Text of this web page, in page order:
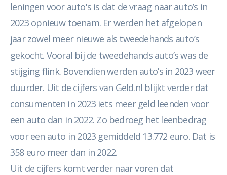
leningen voor auto's is dat de vraag naar auto’s in
2023 opnieuw toenam. Er werden het afgelopen
jaar zowel meer nieuwe als tweedehands auto’s
gekocht. Vooral bij de tweedehands auto’s was de
stijging flink. Bovendien werden auto’s in 2023 weer
duurder. Uit de cijfers van Geld.nl blijkt verder dat
consumenten in 2023 iets meer geld leenden voor
een auto dan in 2022. Zo bedroeg het leenbedrag
voor een auto in 2023 gemiddeld 13.772 euro. Dat is
358 euro meer dan in 2022.
Uit de cijfers komt verder naar voren dat